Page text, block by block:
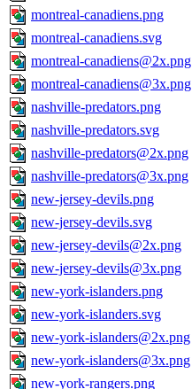
montreal-canadiens.png
montreal-canadiens.svg
montreal-canadiens@2x.png
montreal-canadiens@3x.png
nashville-predators.png
nashville-predators.svg
nashville-predators@2x.png
nashville-predators@3x.png
new-jersey-devils.png
new-jersey-devils.svg
new-jersey-devils@2x.png
new-jersey-devils@3x.png
new-york-islanders.png
new-york-islanders.svg
new-york-islanders@2x.png
new-york-islanders@3x.png
new-york-rangers.png